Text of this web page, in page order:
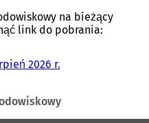
na bieżący
link do pobrania:
2026 r.